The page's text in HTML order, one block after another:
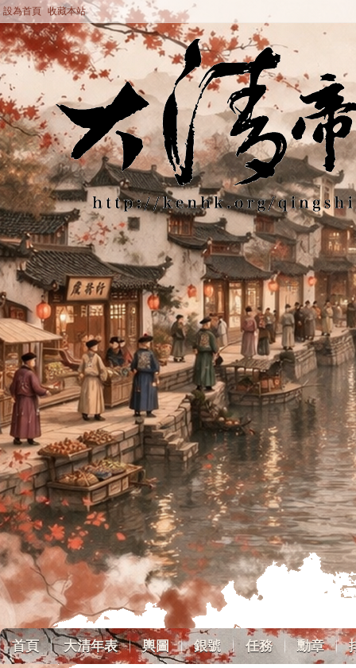
設為首頁 收藏本站
首頁 大清年表 輿圖 銀號 任務 勳章